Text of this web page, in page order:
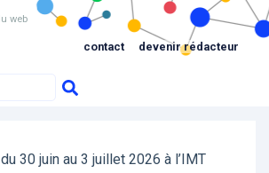
web
contact devenir rédacteur
30 juin au 3 juillet 2026 à l’IMT